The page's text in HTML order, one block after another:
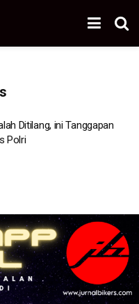
Ditilang, ini Tanggapan
Polri